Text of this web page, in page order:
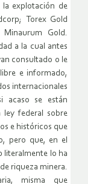
la explotación de
Torex Gold
Gold.
a la cual antes
consultado o le
e informado,
internacionales
acaso se están
ley federal sobre
e históricos que
pero que, en el
literalmente lo ha
riqueza minera.
misma que